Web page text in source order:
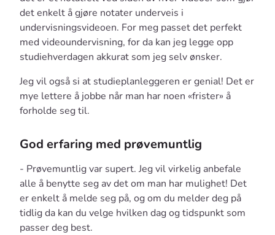
det enkelt å gjøre notater underveis i
undervisningsvideoen. For meg passet det perfekt
med videoundervisning, for da kan jeg legge opp
studiehverdagen akkurat som jeg selv ønsker.
Jeg vil også si at studieplanleggeren er genial! Det er
mye lettere å jobbe når man har noen «frister» å
forholde seg til.
God erfaring med prøvemuntlig
- Prøvemuntlig var supert. Jeg vil virkelig anbefale
alle å benytte seg av det om man har mulighet! Det
er enkelt å melde seg på, og om du melder deg på
tidlig da kan du velge hvilken dag og tidspunkt som
passer deg best.